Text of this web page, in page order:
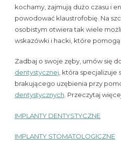
kochamy, zajmują dużo czasu i
powodować klaustrofobię. Na
osobistym otwiera tak wiele
wskazówki i hacki, które pomogą
Zadbaj o swoje zęby, umów się
dentystycznej, która specjalizuje
brakującego uzębienia przy
dentystycznych. Przeczytaj
IMPLANTY DENTYSTYCZNE
IMPLANTY STOMATOLOGICZNE